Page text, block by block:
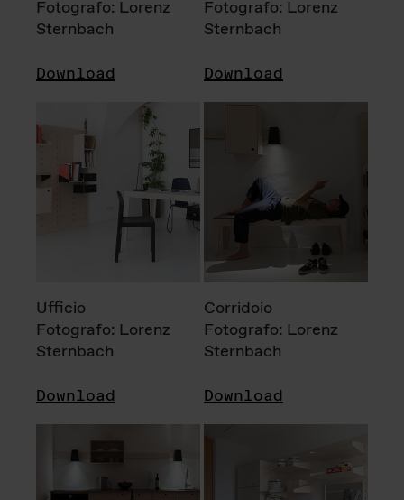
Fotografo: Lorenz
Sternbach
Download
Fotografo: Lorenz
Sternbach
Download
Ufficio
Fotografo: Lorenz
Sternbach
Download
Corridoio
Fotografo: Lorenz
Sternbach
Download